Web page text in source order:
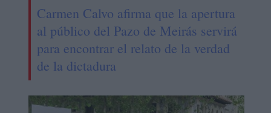
Carmen Calvo afirma que la apertura
al público del Pazo de Meirás servirá
para encontrar el relato de la verdad
de la dictadura